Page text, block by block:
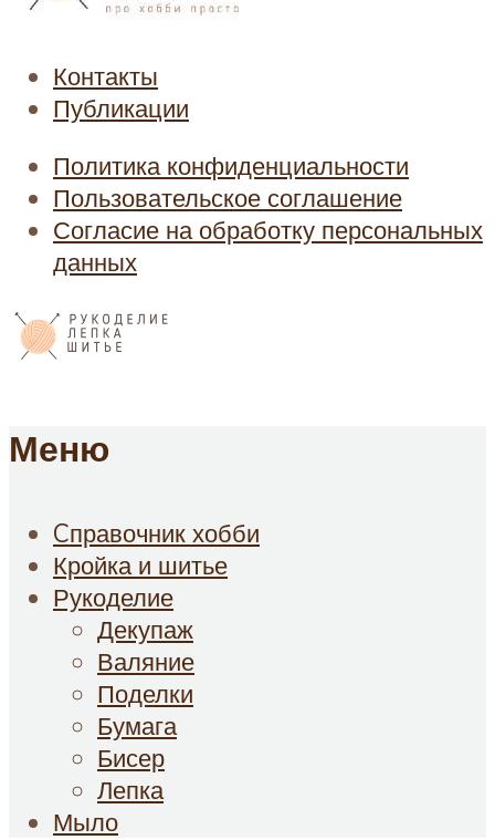
Контакты
Публикации
Политика конфиденциальности
Пользовательское соглашение
Согласие на обработку персональных
данных
Меню
Cправочник хобби
Кройка и шитье
Рукоделие
Декупаж
Валяние
Поделки
Бумага
Бисер
Лепка
Мыло